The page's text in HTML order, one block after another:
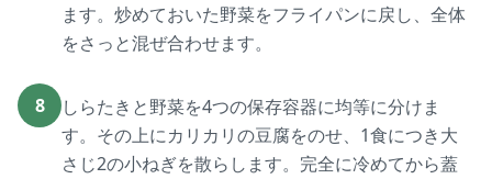
ます。炒めておいた野菜をフライパンに戻し、全体
をさっと混ぜ合わせます。
8
しらたきと野菜を4つの保存容器に均等に分けま
す。その上にカリカリの豆腐をのせ、1食につき大
さじ2の小ねぎを散らします。完全に冷めてから蓋